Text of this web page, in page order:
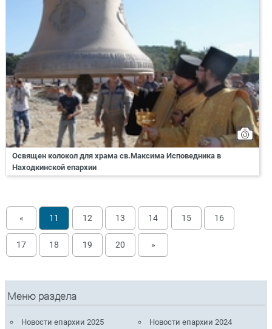
Освящен колокол для храма св.Максима Исповедника в
Находкинской епархии
« 11 12 13 14 15 16
17 18 19 20 »
Меню раздела
Новости епархии 2025
Новости епархии 2024